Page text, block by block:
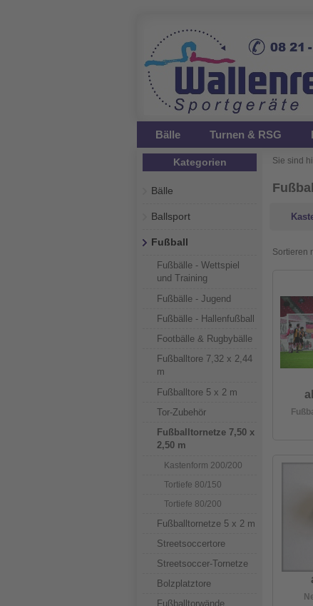
Bälle Turnen & RSG
Kategorien
Bälle
Ballsport
Fußball
Fußbälle - Wettspiel
und Training
Fußbälle - Jugend
Fußbälle - Hallenfußball
Footbälle & Rugbybälle
Fußballtore 7,32 x 2,44
m
Fußballtore 5 x 2 m
Tor-Zubehör
Fußballtornetze 7,50 x
2,50 m
Kastenform 200/200
Tortiefe 80/150
Tortiefe 80/200
Fußballtornetze 5 x 2 m
Streetsoccertore
Streetsoccer-Tornetze
Bolzplatztore
Fußballtorwände
Sie sind
Sortieren